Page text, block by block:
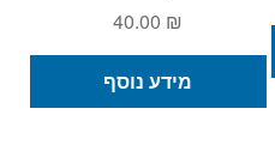
40.00 ₪
מידע נוסף